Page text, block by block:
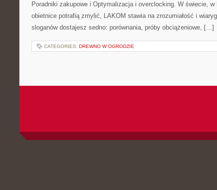
Poradniki zakupowe i Optymalizacja i overclocking. W świecie,
obietnice potrafią zmylić, LAKOM stawia na zrozumiałość i
sloganów dostajesz sedno: porównania, próby obciążeniowe, […]
CATEGORIES: DREWNO W OGRODZIE